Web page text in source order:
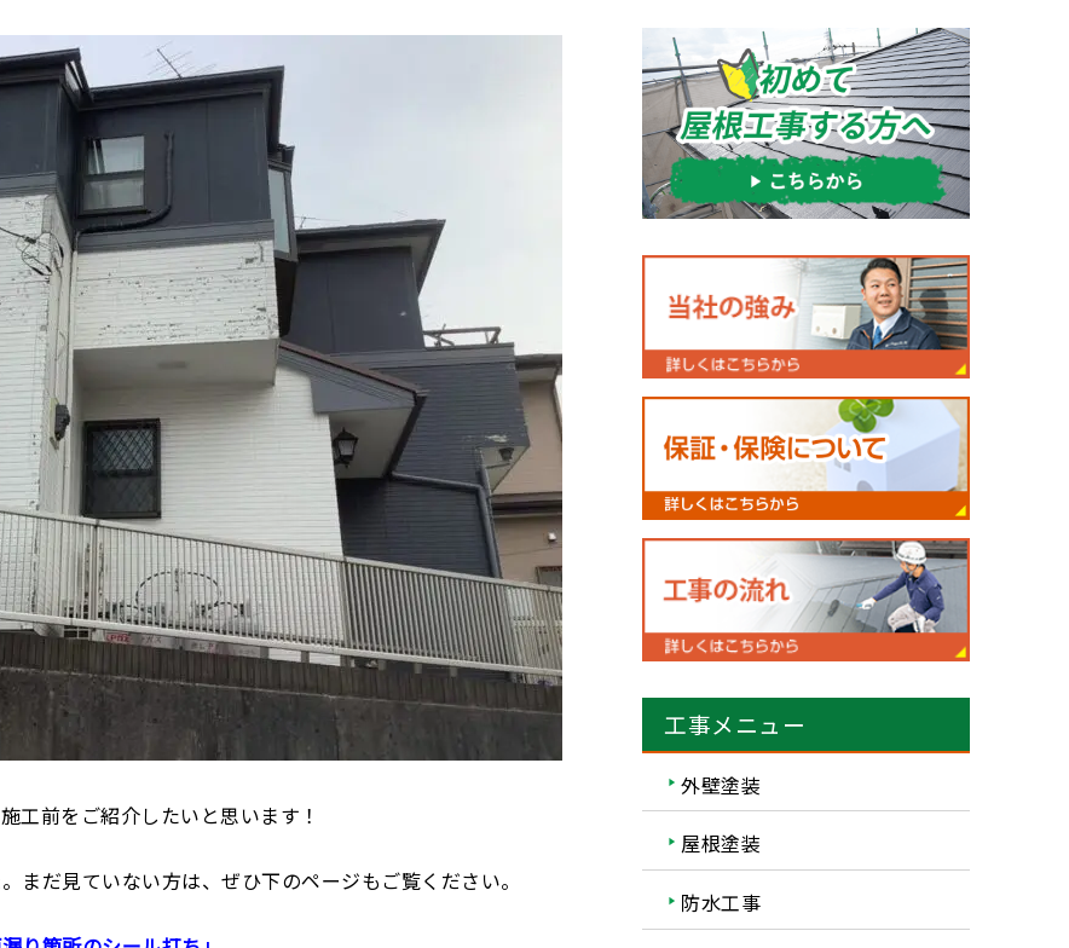
工前をご紹介したいと思います！
だ見ていない方は、ぜひ下のページもご覧ください。
工事メニュー
外壁塗装
屋根塗装
防水工事